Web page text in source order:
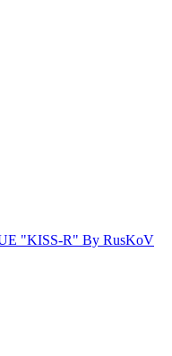
"KISS-R" By RusKoV